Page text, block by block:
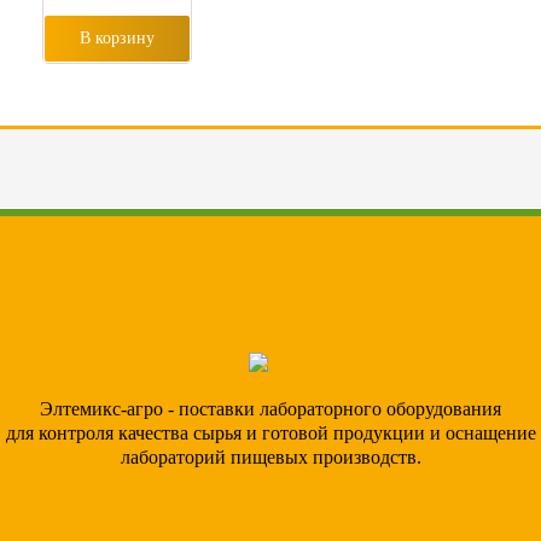
В корзину
Элтемикс-агро - поставки лабораторного оборудования
для контроля качества сырья и готовой продукции и оснащение
лабораторий пищевых производств.